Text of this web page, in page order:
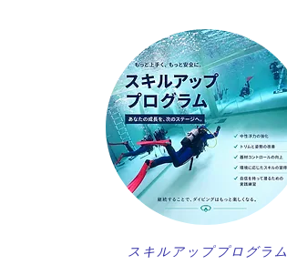
スキルアッププログラム